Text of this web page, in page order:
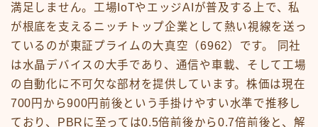
満足しません。工場IoTやエッジAIが普及する上で、私
が根底を支えるニッチトップ企業として熱い視線を送っ
ているのが東証プライムの大真空（6962）です。 同社
は水晶デバイスの大手であり、通信や車載、そして工場
の自動化に不可欠な部材を提供しています。株価は現在
700円から900円前後という手掛けやすい水準で推移し
ており、PBRに至っては0.5倍前後から0.7倍前後と、解